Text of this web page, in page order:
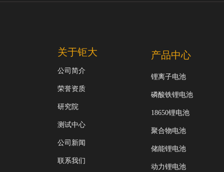
关于钜大
公司简介
荣誉资质
研究院
测试中心
公司新闻
联系我们
产品中心
锂离子电池
磷酸铁锂电池
18650锂电池
聚合物电池
储能锂电池
动力锂电池